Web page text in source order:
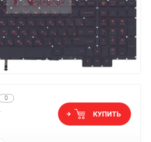
0
КУПИТЬ